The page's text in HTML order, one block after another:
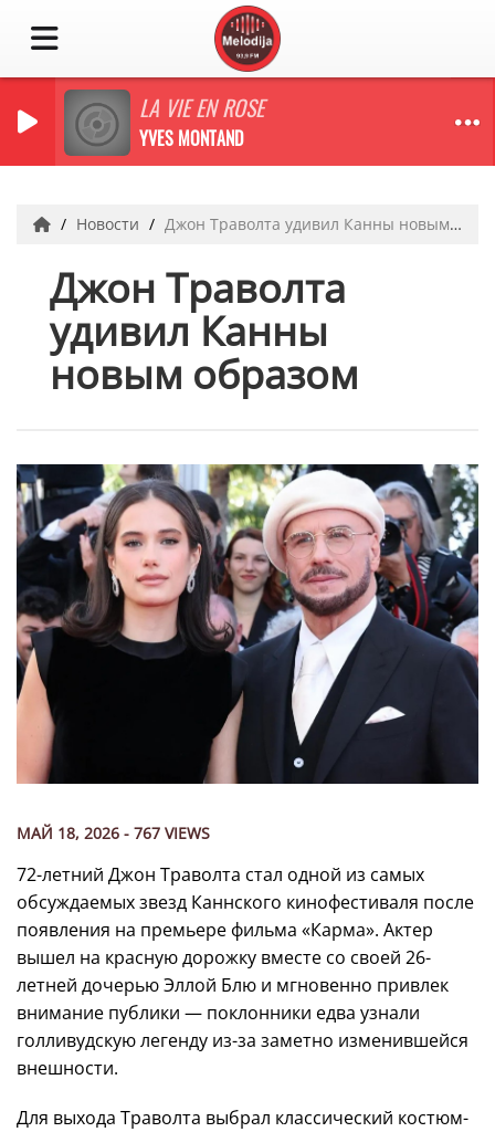
LA VIE EN ROSE
YVES MONTAND
Новости Джон Траволта удивил Канны новым образом
Джон Траволта
удивил Канны
новым образом
МАЙ 18, 2026 - 767 VIEWS
72-летний Джон Траволта стал одной из самых
обсуждаемых звезд Каннского кинофестиваля после
появления на премьере фильма «Карма». Актер
вышел на красную дорожку вместе со своей 26-
летней дочерью Эллой Блю и мгновенно привлек
внимание публики — поклонники едва узнали
голливудскую легенду из-за заметно изменившейся
внешности.
Для выхода Траволта выбрал классический костюм-